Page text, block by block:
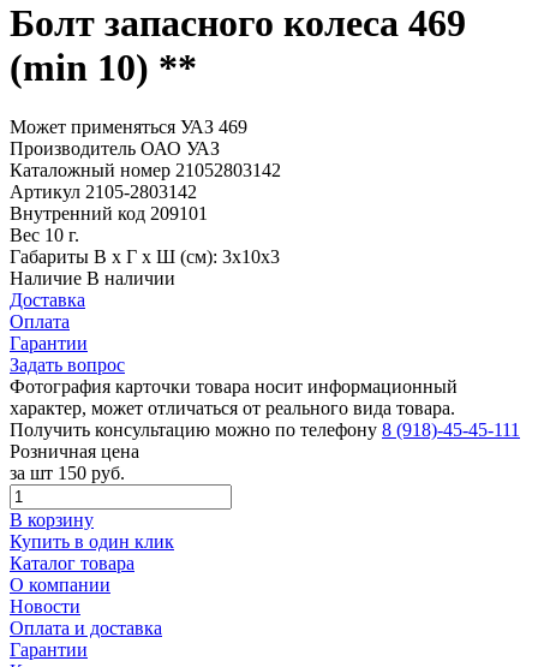
Болт запасного колеса 469
(min 10) **
Может применяться УАЗ 469
Производитель ОАО УАЗ
Каталожный номер 21052803142
Артикул 2105-2803142
Внутренний код 209101
Вес 10 г.
Габариты В х Г х Ш (см): 3х10х3
Наличие В наличии
Доставка
Оплата
Гарантии
Задать вопрос
Фотография карточки товара носит информационный
характер, может отличаться от реального вида товара.
Получить консультацию можно по телефону 8 (918)-45-45-111
Розничная цена
за шт 150 руб.
В корзину
Купить в один клик
Каталог товара
О компании
Новости
Оплата и доставка
Гарантии